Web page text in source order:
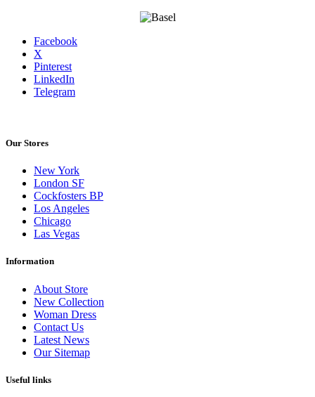
Facebook
X
Pinterest
LinkedIn
Telegram
Our Stores
New York
London SF
Cockfosters BP
Los Angeles
Chicago
Las Vegas
Information
About Store
New Collection
Woman Dress
Contact Us
Latest News
Our Sitemap
Useful links